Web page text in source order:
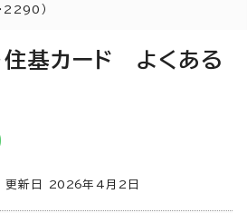
）
住基カード よくある
新日 2026年4月2日